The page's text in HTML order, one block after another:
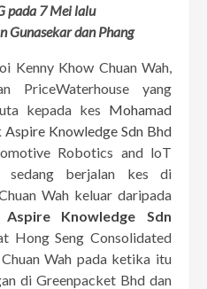
pada 7 Mei lalu
Gunasekar dan Phang
Kenny Khow Chuan Wah,
PriceWaterhouse yang
kepada kes Mohamad
Knowledge Sdn Bhd
Robotics and loT
sedang berjalan kes di
Wah keluar daripada
Aspire Knowledge Sdn
Hong Seng Consolidated
Wah pada ketika itu
di Greenpacket Bhd dan